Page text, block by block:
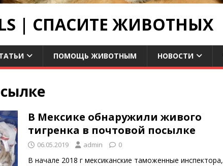
| СПАСИТЕ ЖИВОТНЫХ
ПОМОЩЬ ЖИВОТНЫМ НОВОСТИ
В Мексике обнаружили живого
тигренка в почтовой посылке
06.05.2019 admin 0
В начале 2018 г мексиканские таможенные инспектора,